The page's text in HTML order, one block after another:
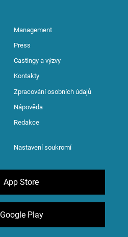
Management
Press
Castingy a výzvy
Kontakty
Zpracování osobních údajů
Nápověda
Redakce
Nastavení soukromí
App Store
Google Play